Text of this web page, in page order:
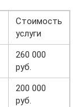
Стоимость
услуги
260 000
руб.
200 000
руб.